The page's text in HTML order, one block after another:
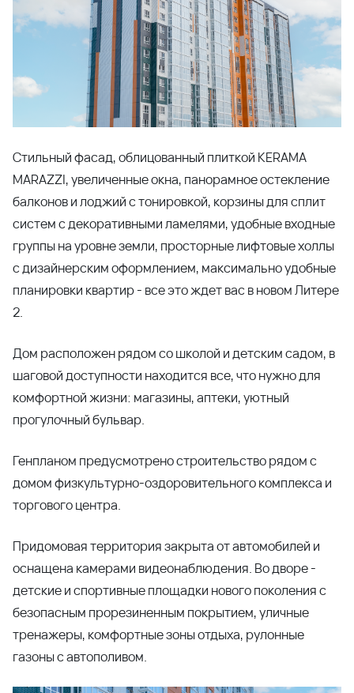
с дизайнерским оформлением, максимально удобные
планировки квартир - все это ждет вас в новом Литере
Дом расположен рядом со школой и детским садом, в
шаговой доступности находится все, что нужно для
прогулочный бульвар.
Генпланом предусмотрено строительство рядом с
домом физкультурно-оздоровительного комплекса и
торгового центра.
Придомовая территория закрыта от автомобилей и
оснащена камерами видеонаблюдения. Во дворе -
безопасным прорезиненным покрытием, уличные
тренажеры, комфортные зоны отдыха, рулонные
газоны с автополивом.
Все квартиры сдаются с улучшенной отделкой.
Надежная входная дверь с увеличенной толщиной
полотна, стильные межкомнатные двери, виниловые
вся необходимая сантехника. Особенностью квартир
в Литере 2 является наличие панорамного выхода на
балкон - такое дизайнерское решение визуально
увеличивает площадь комнаты придает особый стиль
квартире. Есть варианты квартир с установленным
кухонным гарнитуром и техникой.